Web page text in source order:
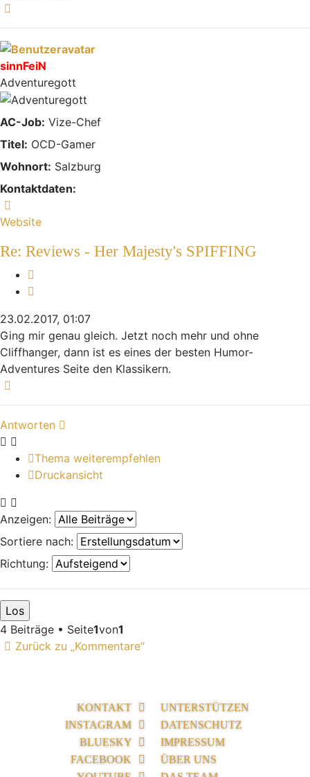
sinnFeiN
Adventuregott
AC-Job: Vize-Chef
Titel: OCD-Gamer
Wohnort: Salzburg
Kontaktdaten:
Website
Re: Reviews - Her Majesty's SPIFFING
23.02.2017, 01:07
Ging mir genau gleich. Jetzt noch mehr und ohne
Cliffhanger, dann ist es eines der besten Humor-
Adventures Seite den Klassikern.
Antworten
Thema weiterempfehlen
Druckansicht
Anzeigen:
Sortiere nach:
Richtung:
4 Beiträge • Seite1von1
Zurück zu „Kommentare“
KONTAKT
INSTAGRAM
BLUESKY
FACEBOOK
UNTERSTÜTZEN
DATENSCHUTZ
IMPRESSUM
ÜBER UNS